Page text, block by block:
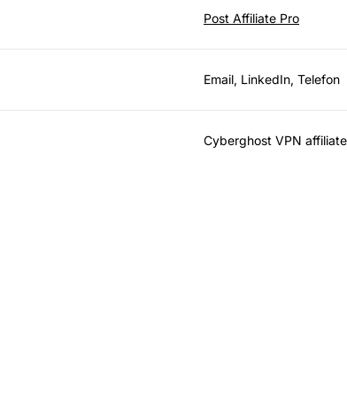
Post Affiliate Pro
Email, LinkedIn, Telefon
Cyberghost VPN